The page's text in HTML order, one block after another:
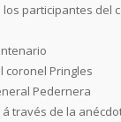
los participantes del
coronel Pringles
Pedernera
á través de la